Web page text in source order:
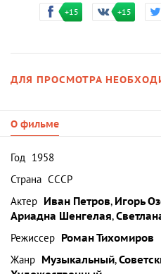
+15 +15
ДЛЯ ПРОСМОТРА
О фильме
Год 1958
Страна СССР
Актер Иван Петров, Игорь
Ариадна Шенгелая,
Режиссер Роман Тихомиров
Жанр Музыкальный,